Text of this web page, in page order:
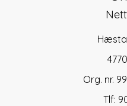
Org. nr.
Tlf: